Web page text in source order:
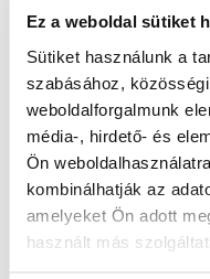
Ez a weboldal sütiket
Sütiket használunk a
szabásához,
weboldalforgalmunk
média-, hirdető- és
Ön
kombinálhatják az
amelyeket Ön adott
használt más
ANYAG: Szizál
Bézs
GYÁRTÓ: TRIXIE
MAGASSÁG (CM): 60
Javasolt felhasználás